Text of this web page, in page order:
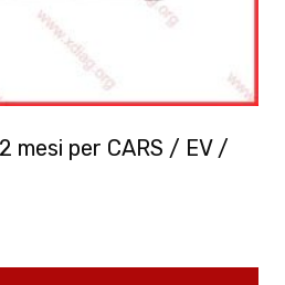
mesi per CARS / EV /